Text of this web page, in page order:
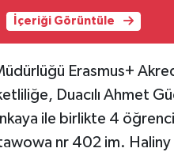
İçeriği Görüntüle
Erasmus+
Duacılı Ahmet
ile birlikte 4
nr 402 im.